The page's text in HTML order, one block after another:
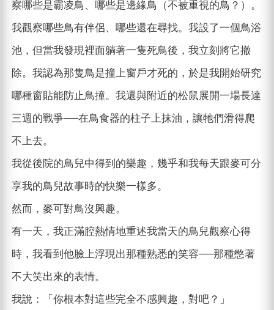
察哪些是霸凌鳥、哪些是邊緣鳥（不被重視的鳥？）。
我觀察哪些鳥有伴侶、哪些還在尋找。我設了一個鳥浴
池，但當我發現裡面躺著一隻死鳥後，我立刻將它撤
除。我認為那隻鳥是撞上窗戶才死的，於是我開始研究
哪種窗貼能防止鳥撞。我還與附近的松鼠展開一場長達
三週的戰爭──在鳥食器的柱子上抹油，讓牠們滑得爬
不上去。
我從後院的鳥兒中得到的樂趣，幾乎和我每天跟麥可分
享我的鳥兒故事時的快樂一樣多。
然而，麥可對鳥沒興趣。
有一天，我正滿腔熱情地重述我當天的鳥兒觀察心得
時，我看到他臉上浮現出那種熟悉的笑容──那種憋著
不大笑出來的表情。
我說：「你根本對這些完全不感興趣，對吧？」